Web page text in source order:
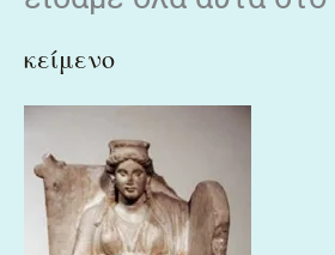
κείμενο